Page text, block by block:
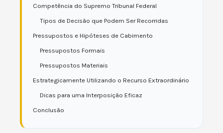
Competência do Supremo Tribunal Federal
Tipos de Decisão que Podem Ser Recorridas
Pressupostos e Hipóteses de Cabimento
Pressupostos Formais
Pressupostos Materiais
Estrategicamente Utilizando o Recurso Extraordinário
Dicas para uma Interposição Eficaz
Conclusão